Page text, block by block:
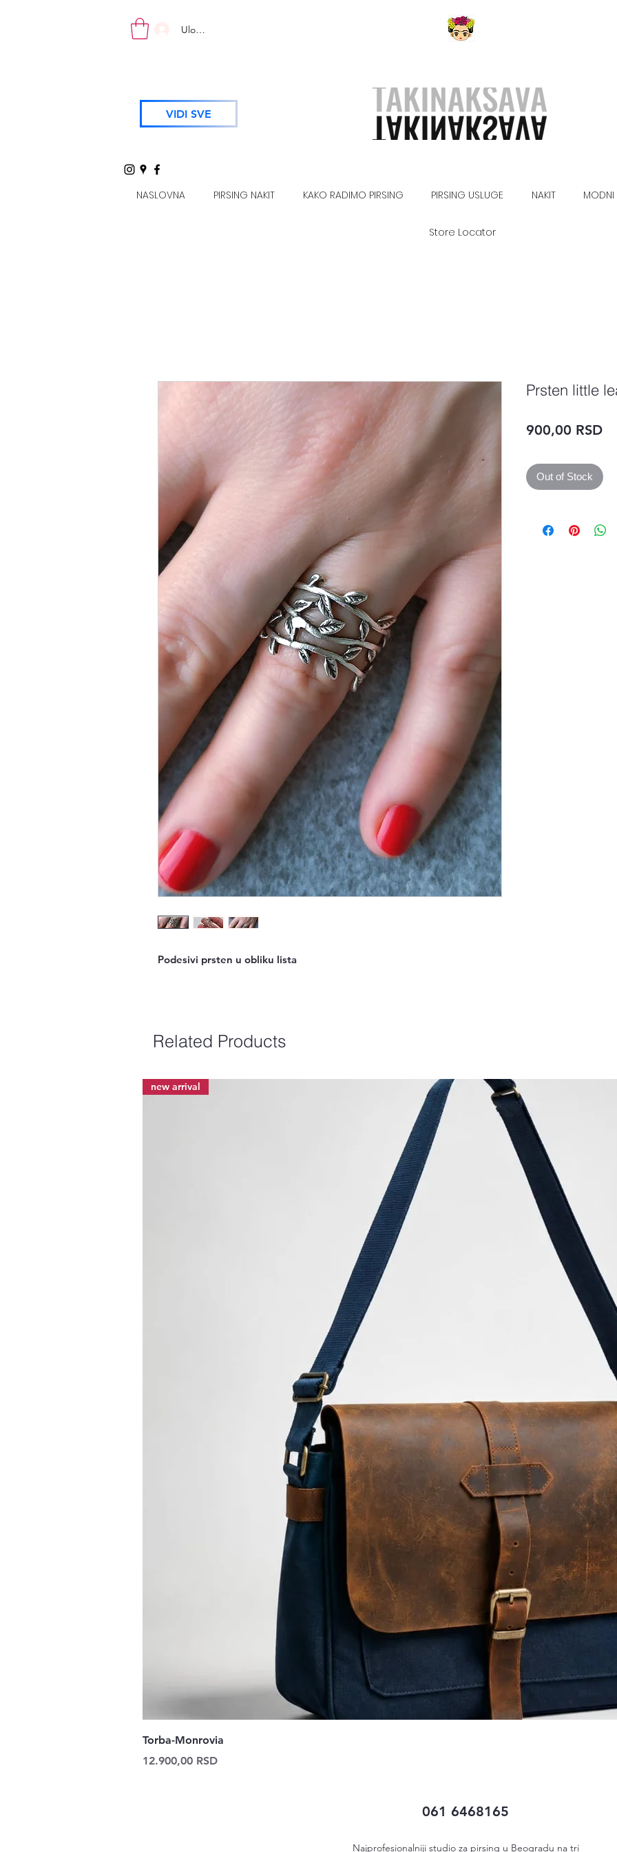
Uloguj se
VIDI SVE
NASLOVNA PIRSING NAKIT KAKO RADIMO PIRSING PIRSING USLUGE NAKIT MODNI
Store Locator
Podesivi prsten u obliku lista
Prsten little
900,00 RSD
Out of Stock
Related Products
new arrival
Torba-Monrovia
Price
12.900,00 RSD
061 6468165
Najprofesionalniji studio za pirsing u Beogradu na tri